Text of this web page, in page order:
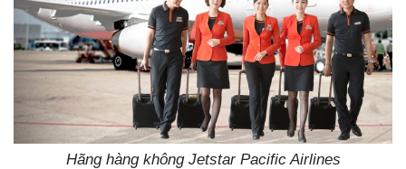
Hãng hàng không Jetstar Pacific Airlines